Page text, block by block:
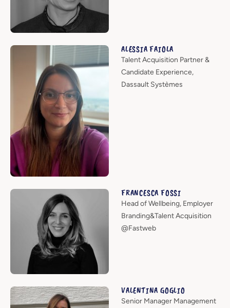
ALESSIA FAIOLA
Talent Acquisition Partner &
Candidate Experience,
Dassault Systèmes
FRANCESCA FOSSI
Head of Wellbeing, Employer
Branding&Talent Acquisition
@Fastweb
VALENTINA GOGLIO
Senior Manager Management